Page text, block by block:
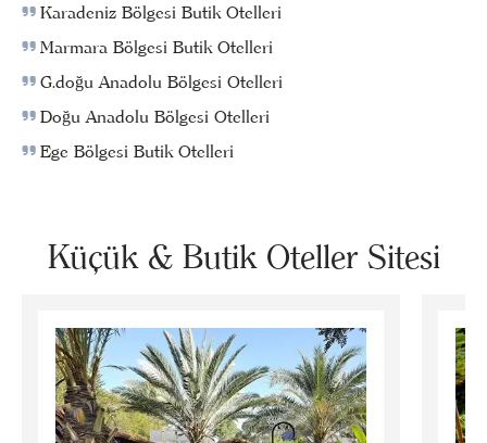
Karadeniz Bölgesi Butik Otelleri
Marmara Bölgesi Butik Otelleri
G.doğu Anadolu Bölgesi Otelleri
Doğu Anadolu Bölgesi Otelleri
Ege Bölgesi Butik Otelleri
Küçük & Butik Oteller Sitesi